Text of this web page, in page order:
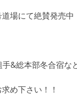
場にて絶賛発売中
&総本部冬合宿な
め下さい！！